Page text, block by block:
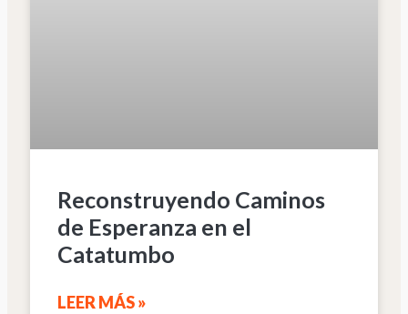
Reconstruyendo Caminos
de Esperanza en el
Catatumbo
LEER MÁS »